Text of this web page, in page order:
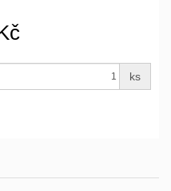
ks